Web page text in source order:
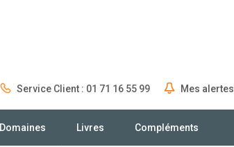
Service Client : 01 71 16 55 99 Mes alertes
Domaines Livres Compléments